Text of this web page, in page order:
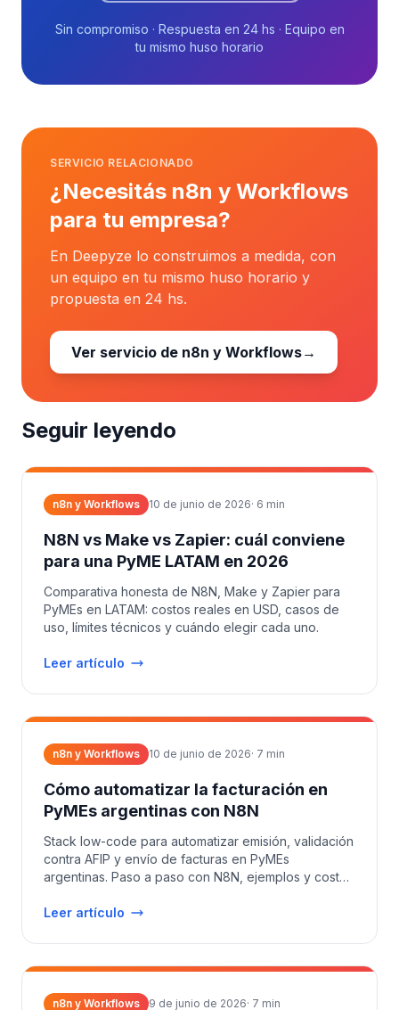
Sin compromiso · Respuesta en 24 hs · Equipo en
tu mismo huso horario
SERVICIO RELACIONADO
¿Necesitás n8n y Workflows
para tu empresa?
En Deepyze lo construimos a medida, con
un equipo en tu mismo huso horario y
propuesta en 24 hs.
Ver servicio de n8n y Workflows→
Seguir leyendo
n8n y Workflows 10 de junio de 2026· 6 min
N8N vs Make vs Zapier: cuál conviene
para una PyME LATAM en 2026
Comparativa honesta de N8N, Make y Zapier para
PyMEs en LATAM: costos reales en USD, casos de
uso, límites técnicos y cuándo elegir cada uno.
Leer artículo
n8n y Workflows 10 de junio de 2026· 7 min
Cómo automatizar la facturación en
PyMEs argentinas con N8N
Stack low-code para automatizar emisión, validación
contra AFIP y envío de facturas en PyMEs
argentinas. Paso a paso con N8N, ejemplos y costos
Leer artículo
n8n y Workflows 9 de junio de 2026· 7 min